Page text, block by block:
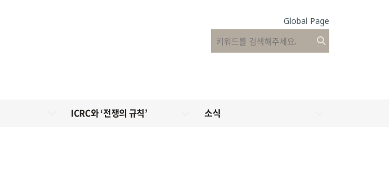
Global Page
ICRC와 ‘전쟁의 규칙’
소식